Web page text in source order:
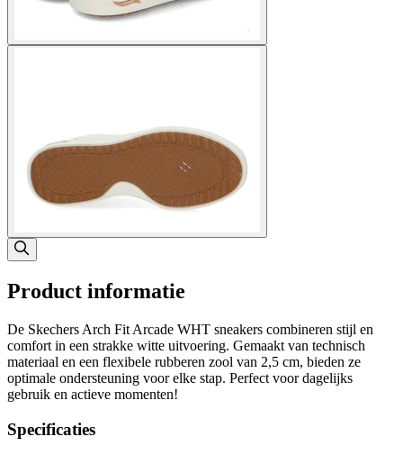
Product informatie
De Skechers Arch Fit Arcade WHT sneakers combineren stijl en
comfort in een strakke witte uitvoering. Gemaakt van technisch
materiaal en een flexibele rubberen zool van 2,5 cm, bieden ze
optimale ondersteuning voor elke stap. Perfect voor dagelijks
gebruik en actieve momenten!
Specificaties